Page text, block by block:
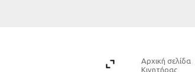
Αρχική σελίδα
Κινητήρας